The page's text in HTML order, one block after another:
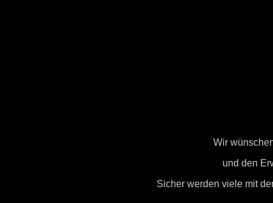
Wir
und den
Sicher werden viele mit